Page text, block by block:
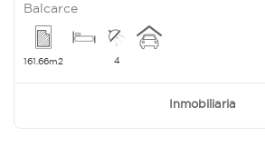
Balcarce
161.66m2 4
Inmobiliaria